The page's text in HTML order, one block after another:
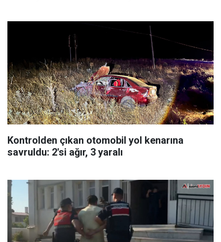
Kontrolden çıkan otomobil yol kenarına
savruldu: 2'si ağır, 3 yaralı